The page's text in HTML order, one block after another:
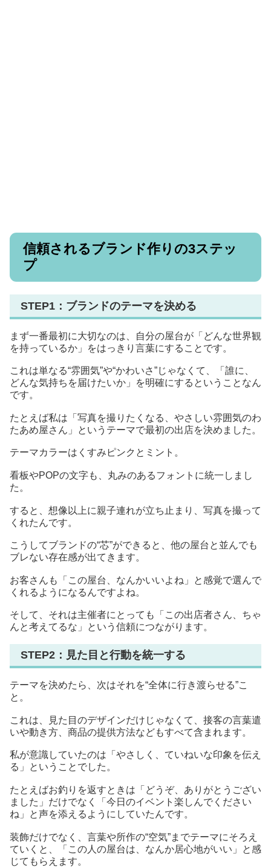
信頼されるブランド作りの3ステッ
プ
STEP1：ブランドのテーマを決める
まず一番最初に大切なのは、自分の屋台が「どんな世界観
を持っているか」をはっきり言葉にすることです。
これは単なる“雰囲気”や“かわいさ”じゃなくて、「誰に、
どんな気持ちを届けたいか」を明確にするということなん
です。
たとえば私は「写真を撮りたくなる、やさしい雰囲気のわ
たあめ屋さん」というテーマで最初の出店を決めました。
テーマカラーはくすみピンクとミント。
看板やPOPの文字も、丸みのあるフォントに統一しまし
た。
すると、想像以上に親子連れが立ち止まり、写真を撮って
くれたんです。
こうしてブランドの“芯”ができると、他の屋台と並んでも
ブレない存在感が出てきます。
お客さんも「この屋台、なんかいいよね」と感覚で選んで
くれるようになるんですよね。
そして、それは主催者にとっても「この出店者さん、ちゃ
んと考えてるな」という信頼につながります。
STEP2：見た目と行動を統一する
テーマを決めたら、次はそれを“全体に行き渡らせる”こ
と。
これは、見た目のデザインだけじゃなくて、接客の言葉遣
いや動き方、商品の提供方法などもすべて含まれます。
私が意識していたのは「やさしく、ていねいな印象を伝え
る」ということでした。
たとえばお釣りを返すときは「どうぞ、ありがとうござい
ました」だけでなく「今日のイベント楽しんでください
ね」と声を添えるようにしていたんです。
装飾だけでなく、言葉や所作の“空気”までテーマにそろえ
ていくと、「この人の屋台は、なんか居心地がいい」と感
じてもらえます。